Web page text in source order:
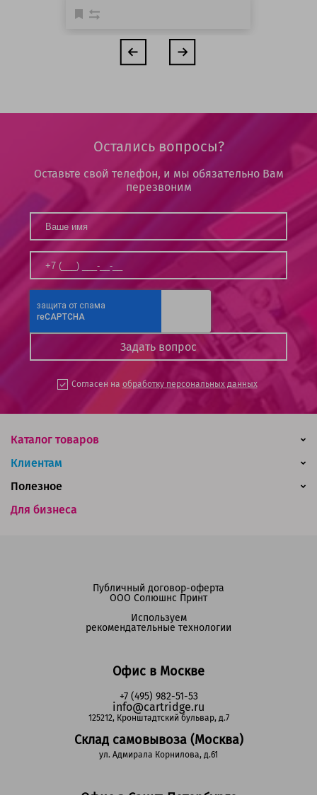
Остались вопросы?
Оставьте свой телефон, и мы обязательно Вам
перезвоним
Согласен на обработку персональных данных
Каталог товаров
Клиентам
Для бизнеса
Полезное
Офис в Москве
+7 (495) 982-51-53
info@cartridge.ru
125212, Кронштадтский бульвар, д.7
Склад самовывоза (Москва)
ул. Адмирала Корнилова, д.61
Публичный договор-оферта
ООО Солюшнс Принт
Используем
рекомендательные технологии